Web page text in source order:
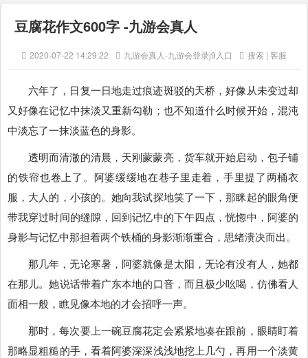
豆腐花作文600字 -九游会真人
2020-07-22 14:29:22 九游会真人-九游会登录j9入口 搜索 | 客服
六年了，日复一日地走过痕迹斑驳的天桥，好像从未变过却
又好像在记忆中抹淡又重新勾勒；也不知道什么时候开始，混沌
中淡忘了一抹淡蓝色的身影。
透明而清澈的清晨，天刚蒙蒙亮，货车就开始启动，包子铺
的铁帘也卷上了。阿婆缓缓地在巷子里走着，手里提了两桶衣
服，大人的，小孩的。她向我试探地笑了一下，那眯起的眼角便
带我穿过时间的缝隙，回到记忆中的下午四点，恍惚中，阿婆的
身影与记忆中那担着两个铁桶的身影渐渐重合，思绪溃决而出。
那几年，无论寒暑，阿婆就像是太阳，无论有没有人，她都
在那儿。她说话带着广东本地的口音，而且极少吆喝，仿佛看人
面相一般，瞧见像本地的才会招呼一声。
那时，每次要上一碗豆腐花定会紧紧地凑在跟前，眼睛盯着
那略显粗糙的手，看着阿婆深深浅浅地挖上几勺，再用一个淡黄